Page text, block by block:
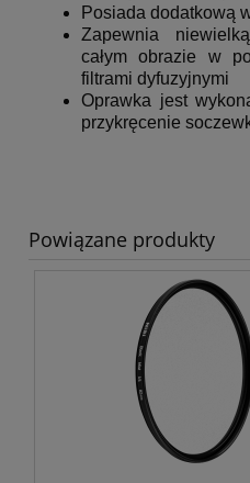
Posiada dodatkową
Zapewnia
całym obrazie w
filtrami dyfuzyjnymi
Oprawka jest
przykręcenie
Powiązane produkty